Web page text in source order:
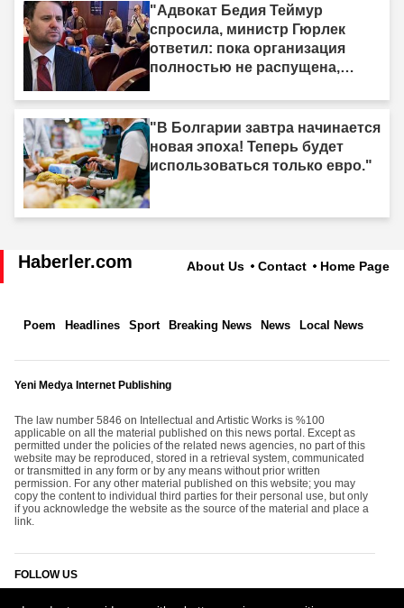
"Адвокат Бедия Теймур
спросила, министр Гюрлек
ответил: пока организация
полностью не распущена,
"В Болгарии завтра начинается
новая эпоха! Теперь будет
использоваться только евро."
Haberler.com About Us Contact Home Page
Poem Headlines Sport Breaking News News Local News
Yeni Medya Internet Publishing
The law number 5846 on Intellectual and Artistic Works is %100
applicable on all the material published on this news portal. Except as
permitted under the policies of the related news agencies, no part of this
website may be reproduced, stored in a retrieval system, communicated
or transmitted in any form or by any means without prior written
permission. For any other material published on this website; you may
copy the content to individual third parties for their personal use, but only
if you acknowledge the website as the source of the material and place a
link.
FOLLOW US